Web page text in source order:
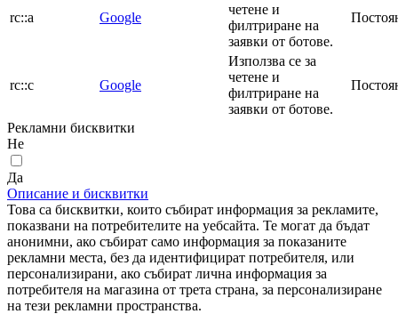
rc::a Google
четене и
филтриране на
заявки от ботове.
rc::c Google
Използва се за
четене и
филтриране на
заявки от ботове.
Рекламни бисквитки
Не
Да
Описание и бисквитки
Това са бисквитки, които събират информация за рекламите,
показвани на потребителите на уебсайта. Те могат да бъдат
анонимни, ако събират само информация за показаните
рекламни места, без да идентифицират потребителя, или
персонализирани, ако събират лична информация за
потребителя на магазина от трета страна, за персонализиране
на тези рекламни пространства.